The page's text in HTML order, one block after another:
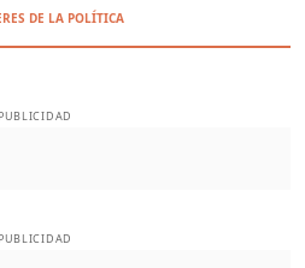
DE LA POLÍTICA
PUBLICIDAD
PUBLICIDAD